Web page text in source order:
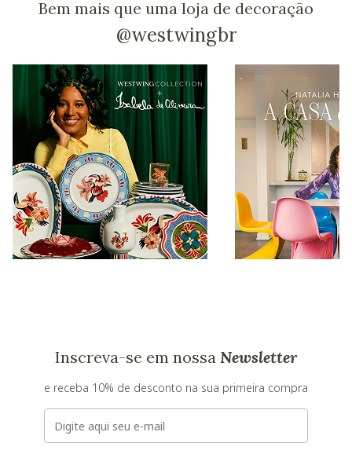
Bem mais que uma loja de decoração
@westwingbr
Inscreva-se em nossa Newsletter
e receba 10% de desconto na sua primeira compra
E-mail